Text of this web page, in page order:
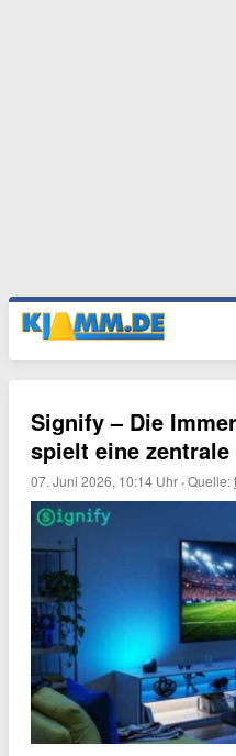
Signify – Die
spielt eine zentrale
07. Juni 2026, 10:14 Uhr ·Quelle: